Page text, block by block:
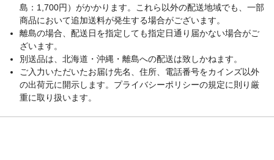
島：1,700円）がかかります。これら以外の配送地域でも、一部
商品において追加送料が発生する場合がございます。
離島の場合、配送日を指定しても指定日通り届かない場合がご
ざいます。
別送品は、北海道・沖縄・離島への配送は致しかねます。
ご入力いただいたお届け先名、住所、電話番号をカインズ以外
の出荷元に開示します。プライバシーポリシーの規定に則り厳
重に取り扱います。